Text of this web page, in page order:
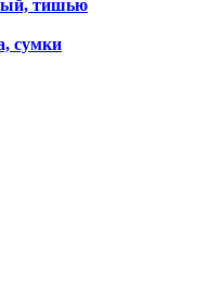
тишью
сумки